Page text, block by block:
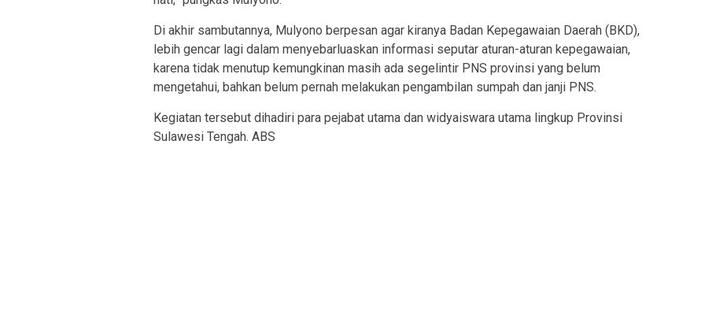
Di akhir sambutannya, Mulyono berpesan agar kiranya Badan Kepegawaian Daerah (BKD),
lebih gencar lagi dalam menyebarluaskan informasi seputar aturan-aturan kepegawaian,
karena tidak menutup kemungkinan masih ada segelintir PNS provinsi yang belum
mengetahui, bahkan belum pernah melakukan pengambilan sumpah dan janji PNS.
Kegiatan tersebut dihadiri para pejabat utama dan widyaiswara utama lingkup Provinsi
Sulawesi Tengah. ABS